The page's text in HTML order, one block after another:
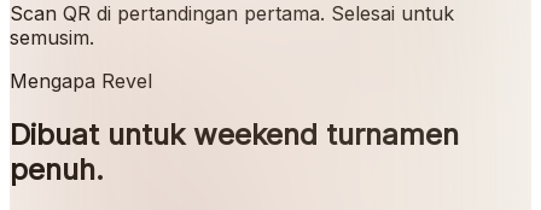
Scan QR di pertandingan pertama. Selesai untuk
semusim.
Mengapa Revel
Dibuat untuk weekend turnamen
penuh.